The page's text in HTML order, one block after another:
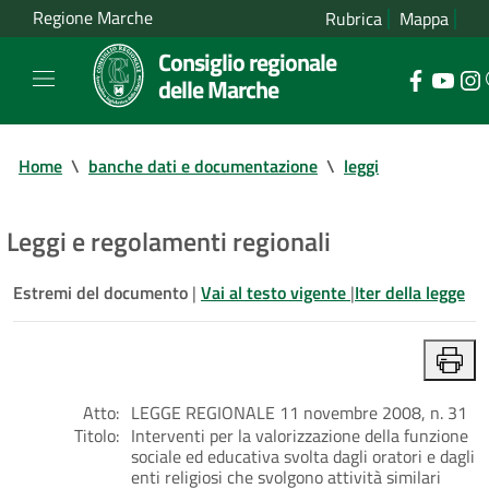
Regione Marche Rubrica Mappa
Consiglio regionale
delle Marche
Home \ banche dati e documentazione \ leggi
Leggi e regolamenti regionali
Estremi del documento | Vai al testo vigente |Iter della legge
Atto: LEGGE REGIONALE 11 novembre 2008, n. 31
Titolo: Interventi per la valorizzazione della funzione
sociale ed educativa svolta dagli oratori e dagli
enti religiosi che svolgono attività similari